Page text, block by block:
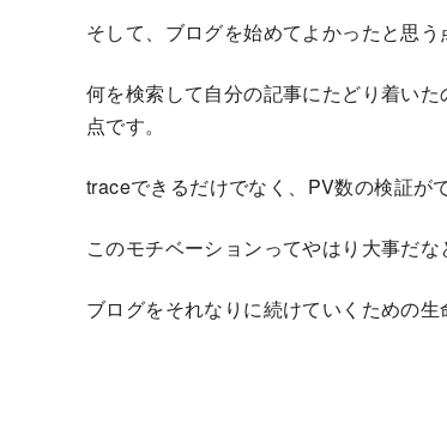
そして、ブログを始めてよかったと思う
何を検索して自分の記事にたどり着い
点です。
traceできるだけでなく、PV数の検証が
このモチベーションってやはり大事だな
ブログをそれなりに続けていくための生